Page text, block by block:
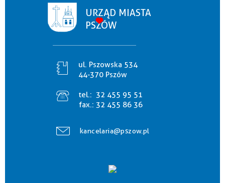
URZĄD MIASTA
PSZÓW
ul. Pszowska 534
44-370 Pszów
tel.: 32 455 95 51
fax.: 32 455 86 36
kancelaria@pszow.pl